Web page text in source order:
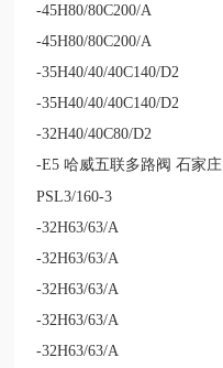
-45H80/80C200/A
-45H80/80C200/A
-35H40/40/40C140/D2
-35H40/40/40C140/D2
-32H40/40C80/D2
-E5 哈威五联多路阀 石家庄
PSL3/160-3
-32H63/63/A
-32H63/63/A
-32H63/63/A
-32H63/63/A
-32H63/63/A